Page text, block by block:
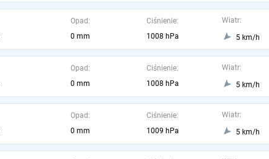
Opad:
0 mm
Ciśnienie:
1008 hPa
Wiatr:
5 km/h
Opad:
0 mm
Ciśnienie:
1008 hPa
Wiatr:
5 km/h
Opad:
0 mm
Ciśnienie:
1009 hPa
Wiatr:
5 km/h